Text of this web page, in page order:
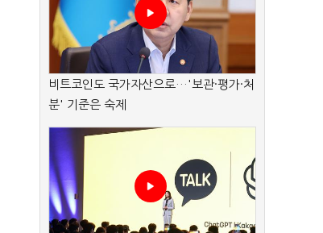
비트코인도 국가자산으로…'보관·평가·처
분' 기준은 숙제